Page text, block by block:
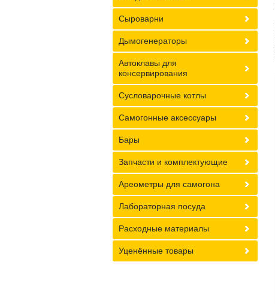
Сыроварни
Дымогенераторы
Автоклавы для
консервирования
Сусловарочные котлы
Самогонные аксессуары
Бары
Запчасти и комплектующие
Ареометры для самогона
Лабораторная посуда
Расходные материалы
Уценённые товары